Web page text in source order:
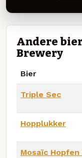
Andere
Brewery
Bier
Triple Sec
Hopplukker
Mosaïc Hopfen